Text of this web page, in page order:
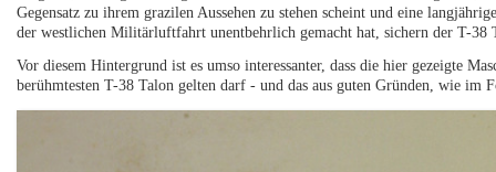
Gegensatz zu ihrem grazilen Aussehen zu stehen scheint und eine
der westlichen Militärluftfahrt unentbehrlich gemacht hat, sichern der T-
Vor diesem Hintergrund ist es umso interessanter, dass die hier gezeigte
berühmtesten T-38 Talon gelten darf - und das aus guten Gründen, wie im